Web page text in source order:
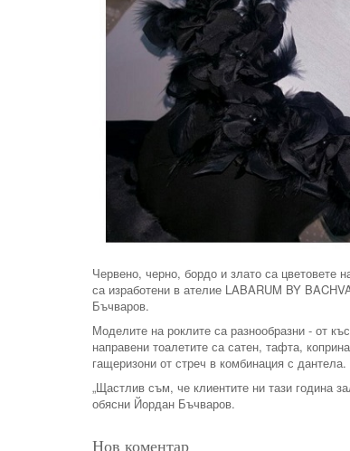
Червено, черно, бордо и злато са цветовете
са изработени в ателие LABARUM BY
Бъчваров.
Моделите на роклите са разнообразни - от
направени тоалетите са сатен, тафта,
гащеризони от стреч в комбинация с дантела.
„Щастлив съм, че клиентите ни тази година
обясни Йордан Бъчваров.
Нов коментар